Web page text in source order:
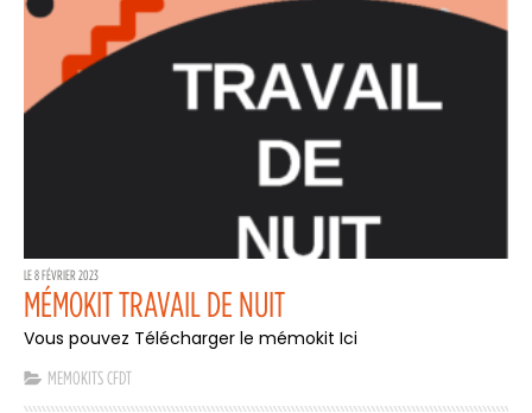
LE 8 FÉVRIER 2023
MÉMOKIT TRAVAIL DE NUIT
Vous pouvez Télécharger le mémokit Ici
MEMOKITS CFDT